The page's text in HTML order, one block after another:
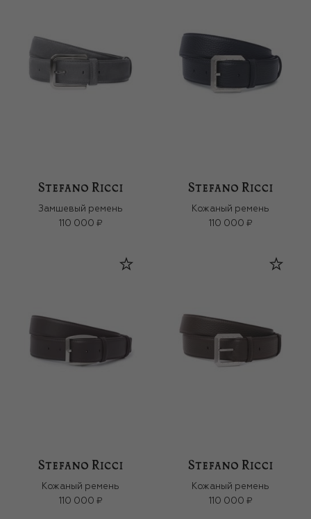
Замшевый ремень
110 000 ₽
Кожаный ремень
110 000 ₽
Кожаный ремень
110 000 ₽
Кожаный ремень
110 000 ₽